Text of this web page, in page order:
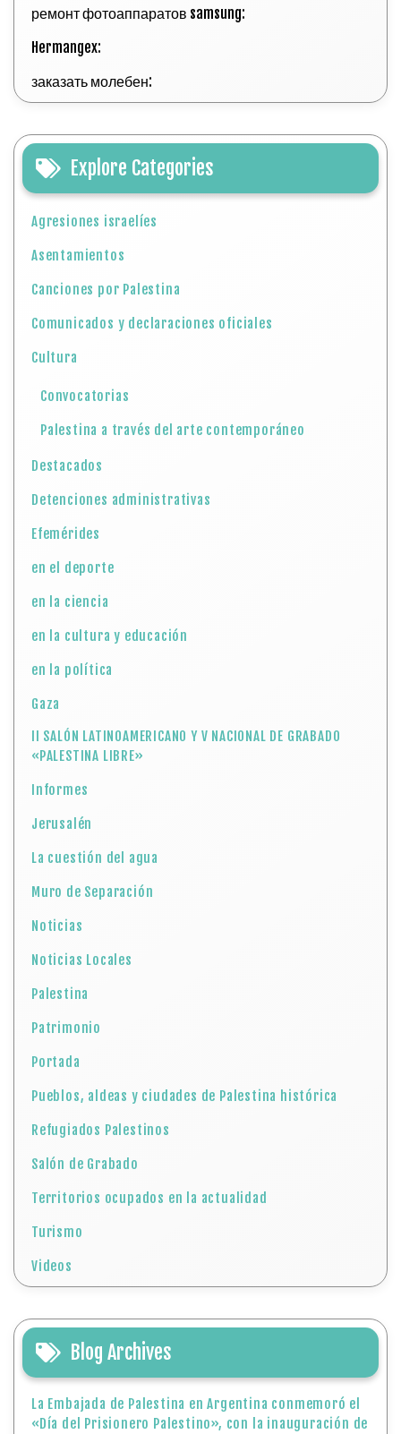
ремонт фотоаппаратов samsung:
Hermangex:
заказать молебен:
Explore Categories
Agresiones israelíes
Asentamientos
Canciones por Palestina
Comunicados y declaraciones oficiales
Cultura
Convocatorias
Palestina a través del arte contemporáneo
Destacados
Detenciones administrativas
Efemérides
en el deporte
en la ciencia
en la cultura y educación
en la política
Gaza
II SALÓN LATINOAMERICANO Y V NACIONAL DE GRABADO
«PALESTINA LIBRE»
Informes
Jerusalén
La cuestión del agua
Muro de Separación
Noticias
Noticias Locales
Palestina
Patrimonio
Portada
Pueblos, aldeas y ciudades de Palestina histórica
Refugiados Palestinos
Salón de Grabado
Territorios ocupados en la actualidad
Turismo
Videos
Blog Archives
La Embajada de Palestina en Argentina conmemoró el
«Día del Prisionero Palestino», con la inauguración de